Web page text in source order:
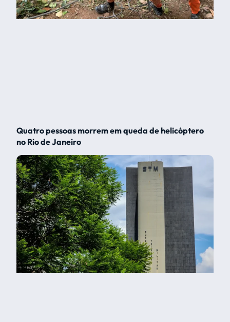
Quatro pessoas morrem em queda de helicóptero
no Rio de Janeiro